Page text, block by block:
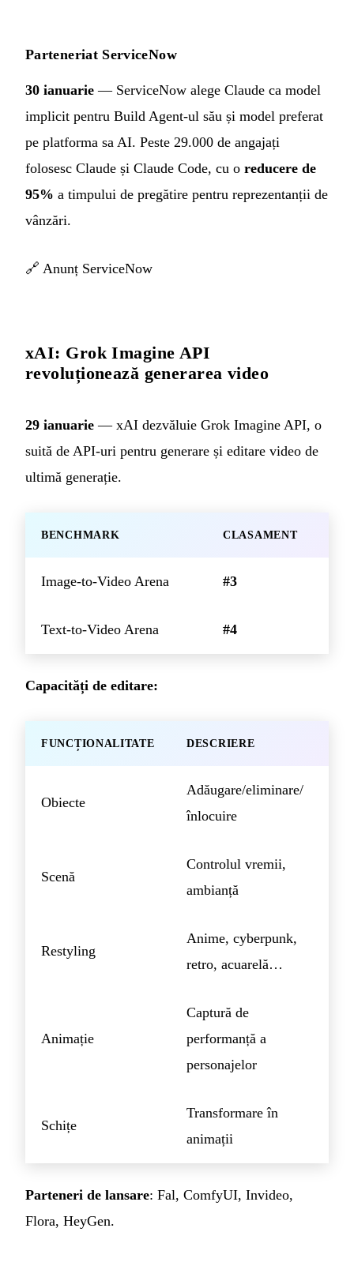
Parteneriat ServiceNow
30 ianuarie — ServiceNow alege Claude ca model
implicit pentru Build Agent-ul său și model preferat
pe platforma sa AI. Peste 29.000 de angajați
folosesc Claude și Claude Code, cu o reducere de
95% a timpului de pregătire pentru reprezentanții de
vânzări.
🔗 Anunț ServiceNow
xAI: Grok Imagine API
revoluționează generarea video
29 ianuarie — xAI dezvăluie Grok Imagine API, o
suită de API-uri pentru generare și editare video de
ultimă generație.
BENCHMARK CLASAMENT
Image-to-Video Arena #3
Text-to-Video Arena #4
Capacități de editare:
FUNCȚIONALITATE DESCRIERE
Obiecte
Adăugare/eliminare/
înlocuire
Scenă
Controlul vremii,
ambianță
Restyling
Anime, cyberpunk,
retro, acuarelă…
Animație
Captură de
performanță a
personajelor
Schițe
Transformare în
animații
Parteneri de lansare: Fal, ComfyUI, Invideo,
Flora, HeyGen.